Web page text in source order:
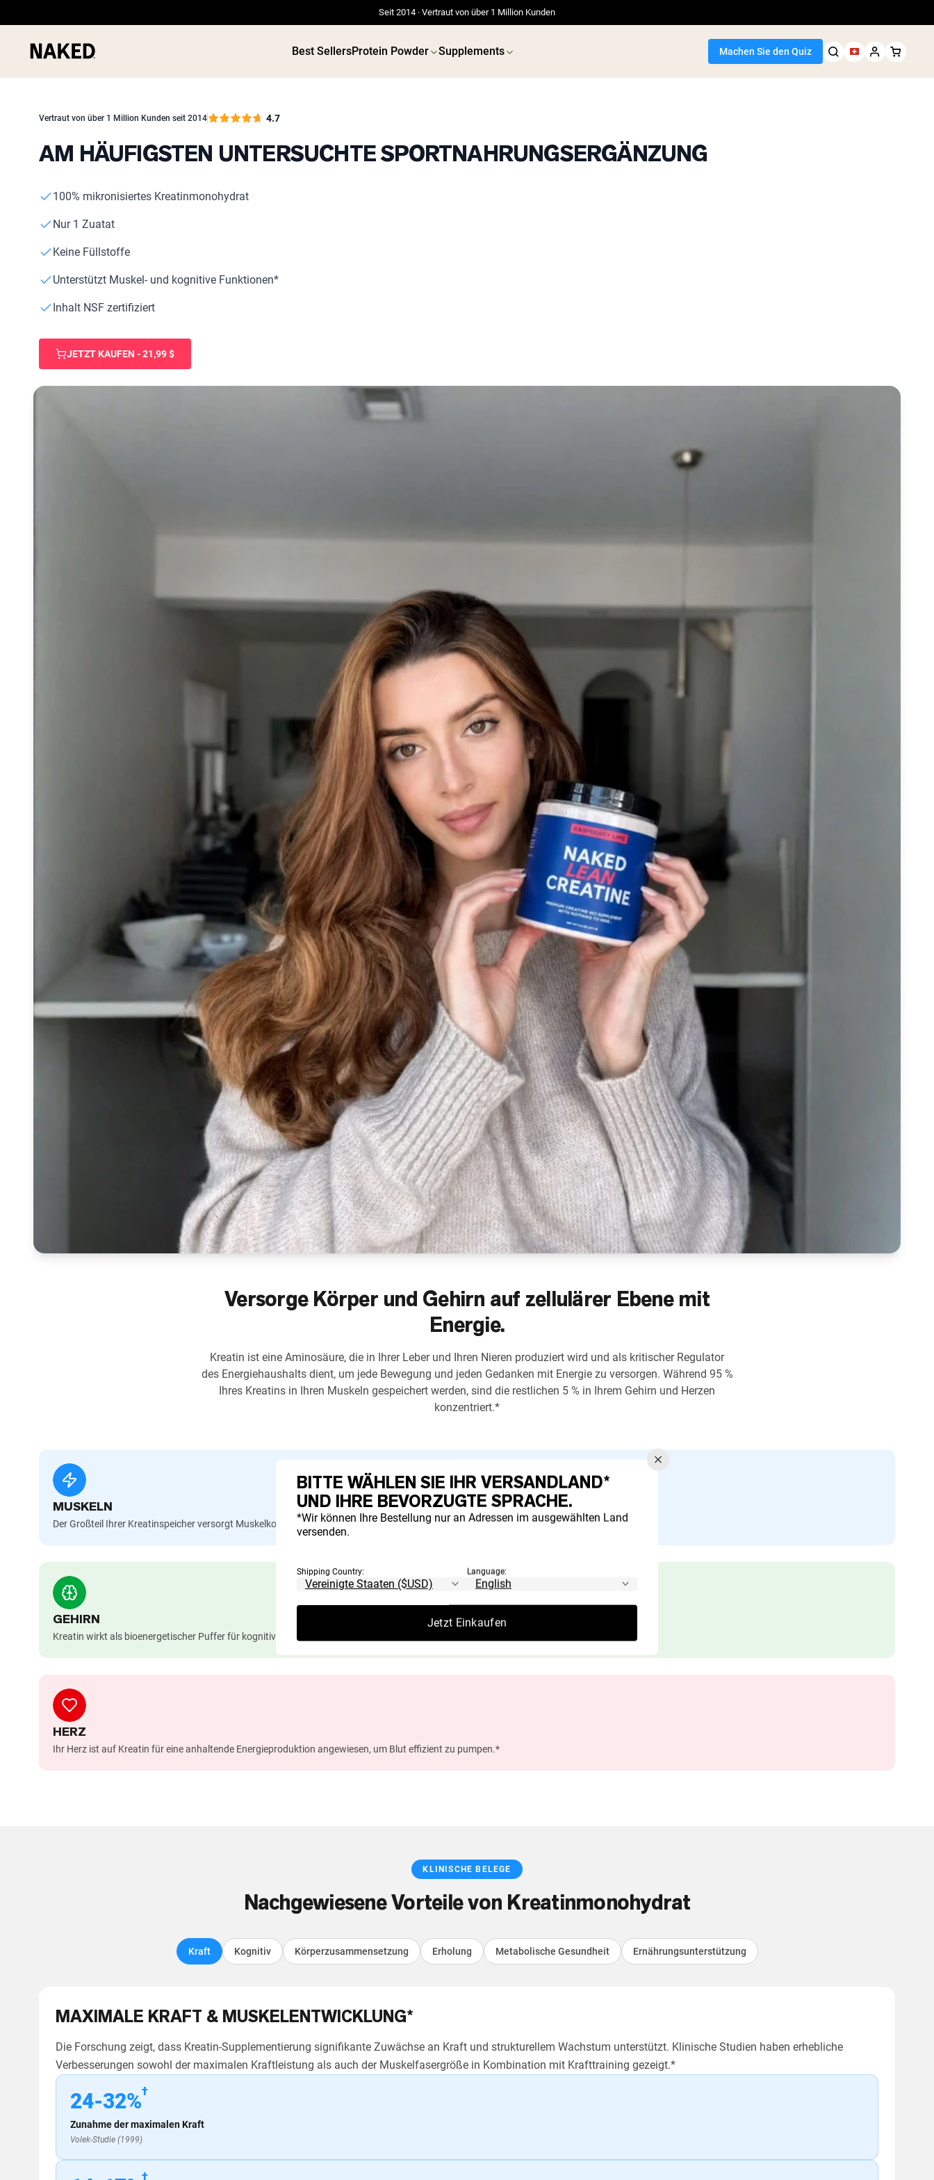
Seit 2014 · Vertraut von über 1 Million Kunden
Best SellersProtein Powder Supplements Machen Sie den Quiz
”Protein Powder“
”Vegan protein“
”Micellar Casein“
Vertraut von über 1 Million Kunden seit 2014 4.7
AM HÄUFIGSTEN UNTERSUCHTE SPORTNAHRUNGSERGÄNZUNG
100% mikronisiertes Kreatinmonohydrat
Nur 1 Zuatat
Keine Füllstoffe
Unterstützt Muskel- und kognitive Funktionen*
Inhalt NSF zertifiziert
JETZT KAUFEN - 21,99 $
Versorge Körper und Gehirn auf zellulärer Ebene mit
Energie.
Kreatin ist eine Aminosäure, die in Ihrer Leber und Ihren Nieren produziert wird und als kritischer Regulator
des Energiehaushalts dient, um jede Bewegung und jeden Gedanken mit Energie zu versorgen. Während 95 %
Ihres Kreatins in Ihren Muskeln gespeichert werden, sind die restlichen 5 % in Ihrem Gehirn und Herzen
konzentriert.*
MUSKELN
Der Großteil Ihrer Kreatinspeicher versorgt Muskelkontraktionen mit Energie und unterstützt die Kraftentwicklung.*
GEHIRN
Kreatin wirkt als bioenergetischer Puffer für kognitive Funktionen, Gedächtnis und mentale Verarbeitungsgeschwindigkeit.*
HERZ
Ihr Herz ist auf Kreatin für eine anhaltende Energieproduktion angewiesen, um Blut effizient zu pumpen.*
KLINISCHE BELEGE
Nachgewiesene Vorteile von Kreatinmonohydrat
Kraft Kognitiv Körperzusammensetzung Erholung Metabolische Gesundheit Ernährungsunterstützung
MAXIMALE KRAFT & MUSKELENTWICKLUNG*
Die Forschung zeigt, dass Kreatin-Supplementierung signifikante Zuwächse an Kraft und strukturellem Wachstum unterstützt. Klinische Studien haben erhebliche
Verbesserungen sowohl der maximalen Kraftleistung als auch der Muskelfasergröße in Kombination mit Krafttraining gezeigt.*
24-32%†
Zunahme der maximalen Kraft
Volek-Studie (1999)
†
BITTE WÄHLEN SIE IHR VERSANDLAND*
UND IHRE BEVORZUGTE SPRACHE.
*Wir können Ihre Bestellung nur an Adressen im ausgewählten Land
versenden.
Shipping Country: Language:
Jetzt Einkaufen